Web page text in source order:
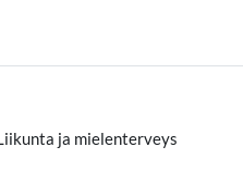
ja mielenterveys